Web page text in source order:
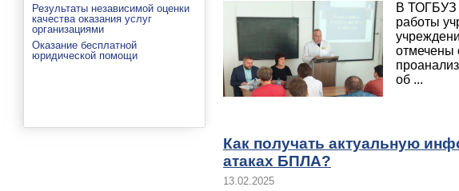
Результаты независимой оценки
качества оказания услуг
организациями
Оказание бесплатной
юридической помощи
В ТОГБУЗ
работы
отмечены
об ...
Как получать актуальную
атаках БПЛА?
13.02.2025